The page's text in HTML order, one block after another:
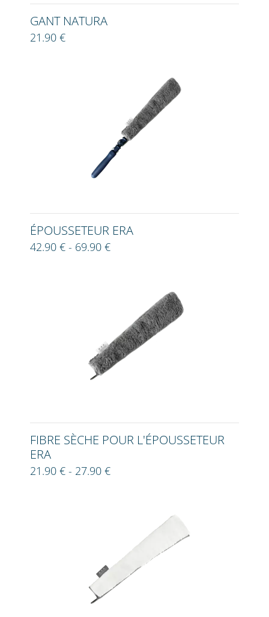
GANT NATURA
21.90 €
ÉPOUSSETEUR ERA
42.90 € - 69.90 €
FIBRE SÈCHE POUR L'ÉPOUSSETEUR
ERA
21.90 € - 27.90 €